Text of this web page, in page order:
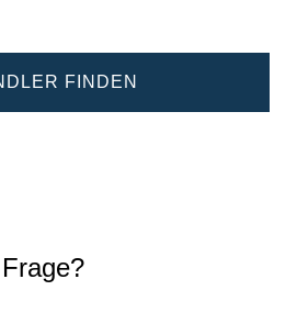
FINDEN